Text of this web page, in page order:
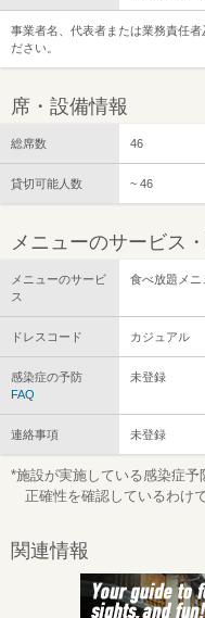
事業者名、代表者または業務責任
ださい。
席・設備情報
総席数 46
貸切可能人数 ~ 46
メニューのサービス
メニューのサービ
ス
食べ放題メニ
ドレスコード カジュアル
感染症の予防
FAQ
未登録
連絡事項 未登録
*施設が実施している感染症
正確性を確認しているわけ
関連情報